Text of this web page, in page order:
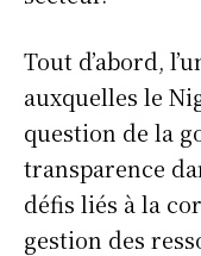
Tout d’abord,
auxquelles le
question de la
transparence
défis liés à la
gestion des